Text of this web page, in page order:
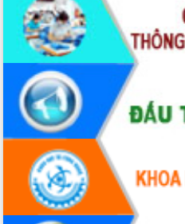
Xây dựng nền hành chính số đồng
hành cùng nông dân dân, doanh nghiệp
Giai đoạn 2026-2030, Đắk Lắk phấn
đấu có 77% xã đạt chuẩn nông thôn
mới
Chuyển đổi số 'mở đường' cho nông
nghiệp Đắk Lắk tăng trưởng bứt phá
Triển khai đồng bộ đo đạc, lập hồ sơ
địa chính, hoàn thiện cơ sở dữ liệu đất
Ứng dụng sinh trắc học - Bước tiến
trong hành trình chuyển đổi số tại Đắk
Lắk